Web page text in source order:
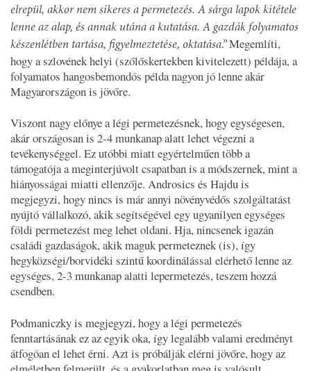
elrepül, akkor nem sikeres a permetezés. A sárga lapok kitétele
lenne az alap, és annak utána a kutatása. A gazdák folyamatos
készenlétben tartása, figyelmeztetése, oktatása.”Megemlíti,
hogy a szlovének helyi (szőlőskertekben kivitelezett) példája, a
folyamatos hangosbemondós példa nagyon jó lenne akár
Magyarországon is jövőre.
Viszont nagy előnye a légi permetezésnek, hogy egységesen,
akár országosan is 2-4 munkanap alatt lehet végezni a
tevékenységgel. Ez utóbbi miatt egyértelműen több a
támogatója a meginterjúvolt csapatban is a módszernek, mint a
hiányosságai miatti ellenzője. Androsics és Hajdu is
megjegyzi, hogy nincs is már annyi növényvédős szolgáltatást
nyújtó vállalkozó, akik segítségével egy ugyanilyen egységes
földi permetezést meg lehet oldani. Hja, nincsenek igazán
családi gazdaságok, akik maguk permeteznek (is), így
hegyközségi/borvidéki szintű koordinálással elérhető lenne az
egységes, 2-3 munkanap alatti lepermetezés, teszem hozzá
csendben.
Podmaniczky is megjegyzi, hogy a légi permetezés
fenntartásának ez az egyik oka, így legalább valami eredményt
átfogóan el lehet érni. Azt is próbálják elérni jövőre, hogy az